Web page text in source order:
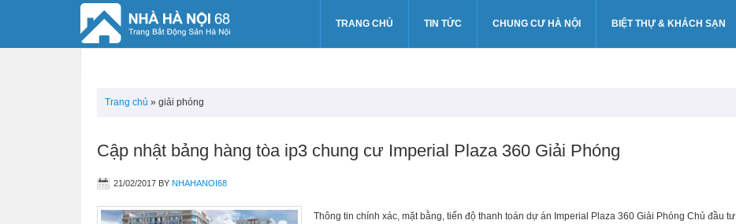
TRANG CHỦ TIN TỨC CHUNG CƯ HÀ NỘI BIỆT THỰ & KHÁCH SẠN
Trang chủ » giải phóng
Cập nhật bảng hàng tòa ip3 chung cư Imperial Plaza 360 Giải Phóng
21/02/2017 BY NHAHANOI68
Thông tin chính xác, mặt bằng, tiến độ thanh toán dự án Imperial Plaza 360 Giải Phóng Chủ đầu tư